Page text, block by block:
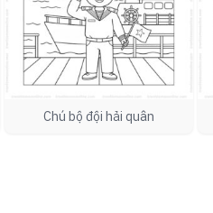
Chú bộ đội hải quân